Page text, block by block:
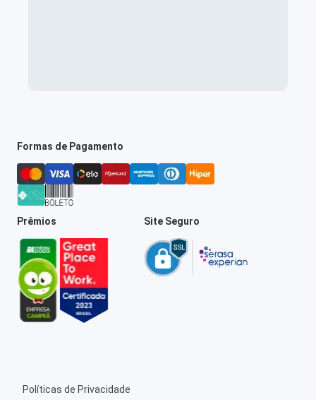
Formas de Pagamento
Prêmios Site Seguro
Políticas de Privacidade